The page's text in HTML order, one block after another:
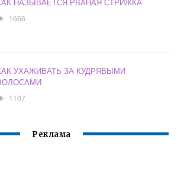
1666
УХАЖИВАТЬ ЗА КУДРЯВЫМИ
1107
Реклама